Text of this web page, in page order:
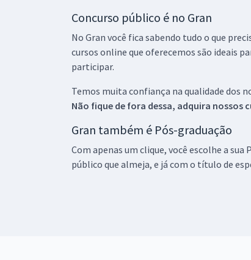
Concurso público é no Gran
No Gran você fica sabendo tudo o que
cursos online que oferecemos são ideais
participar.
Temos muita confiança na qualidade dos
Não fique de fora dessa, adquira nossos
Gran também é Pós-graduação
Com apenas um clique, você escolhe a
público que almeja, e já com o título de